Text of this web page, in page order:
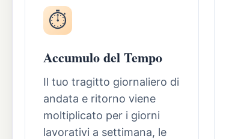
⏱️
Accumulo del Tempo
Il tuo tragitto giornaliero di
andata e ritorno viene
moltiplicato per i giorni
lavorativi a settimana, le